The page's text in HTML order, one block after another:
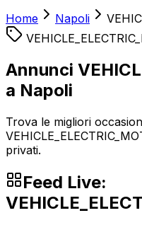
Home Napoli
Annunci
a Napoli
Trova le migliori
privati.
Feed Live: